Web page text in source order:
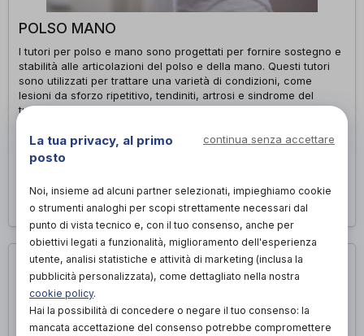
POLSO MANO
I tutori per polso e mano sono progettati per fornire sostegno e
stabilità alle articolazioni del polso e della mano. Questi tutori
sono utilizzati per trattare una varietà di condizioni, come
lesioni da sforzo ripetitivo, tendiniti, artrosi e sindrome del
tunnel carpale: sono facili da indossare e regolare, e offrono
funzionalità e facilitare le attività quotidiane. I tutori per polso e
mano sono un'opzione efficace per la riabilitazione e la
prevenzione delle lesioni.
Richiedi appuntamento
La tua privacy, al primo
posto
continua senza accettare
Noi, insieme ad alcuni partner selezionati, impieghiamo cookie
o strumenti analoghi per scopi strettamente necessari dal
punto di vista tecnico e, con il tuo consenso, anche per
obiettivi legati a funzionalità, miglioramento dell'esperienza
utente, analisi statistiche e attività di marketing (inclusa la
pubblicità personalizzata), come dettagliato nella nostra
cookie policy.
Hai la possibilità di concedere o negare il tuo consenso: la
mancata accettazione del consenso potrebbe compromettere